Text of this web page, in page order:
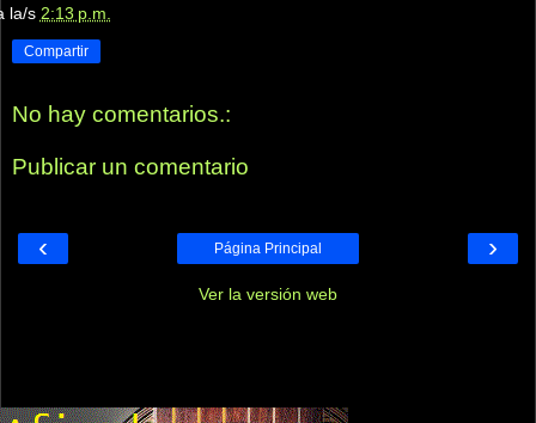
la/s 2:13 p.m.
Compartir
No hay comentarios.:
Publicar un comentario
‹ ›
Página Principal
Ver la versión web